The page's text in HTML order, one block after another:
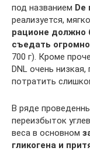
под названием De
реализуется,
рационе должно
съедать
700 г). Кроме
DNL очень
потратить
В ряде
переизбыток
веса в основном
гликогена и